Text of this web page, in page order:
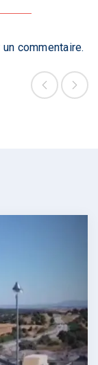
commentaire.